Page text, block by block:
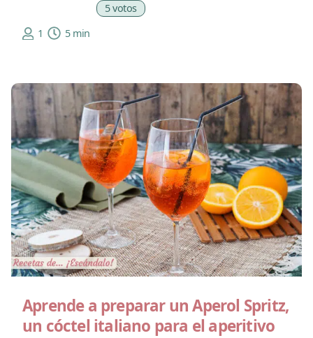
5 votos
1
5 min
Aprende a preparar un Aperol Spritz,
un cóctel italiano para el aperitivo